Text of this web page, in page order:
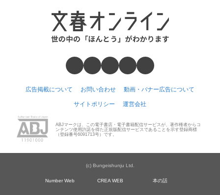
広告掲載について お問い合わせ 動画・バナー広告について
サイトポリシー 運営会社
ABJマークは、この電子書店・電子書籍配信サービスが、著作権者からコ
ンテンツ使用許諾を得た正規版配信サービスであることを示す登録商標
（登録番号6091713号）です。
(c) Bungeishunju Ltd.
Number Web CREA WEB 本の話